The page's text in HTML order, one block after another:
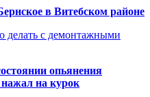
в Витебском районе
делать с демонтажными
опьянения
на курок